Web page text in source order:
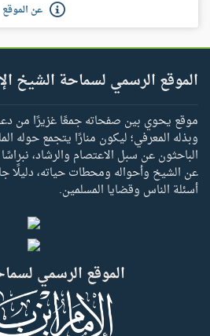
عن الموقع
الموقع الرسمي لسماحة الشيخ
موقع يحوي بين صفحاته جمعًا غزيرًا من
وبذله المعرفي؛ ليكون منارًا يتجمع حوله
الباحثون عن سبل الاعتصام والرشاد،
عن الشيخ وأحواله ومحطات حياته، دليلًا
أسئلة الناس وقضايا المسلمين.
الموقع الرسمي